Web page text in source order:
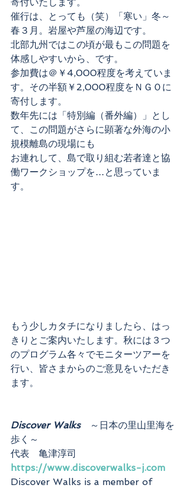
催行は、とっても（笑）「寒い」冬～
春３月。岩屋や芦屋の海辺です。
北部九州ではこの頃が最もこの問題を
体感しやすいから、です。
参加費は＠￥4,000程度を考えていま
す。その半額￥2,000程度をＮＧＯに
寄付します。
数年先には「特別編（番外編）」とし
て、この問題がさらに顕著な外海の小
規模離島の現場にも
お連れして、島で取り組む若者達と協
働ワークショップを…と思っていま
す。
もう少しカタチになりましたら、はっ
きりとご案内いたします。秋には３つ
のプログラム各々でモニターツアーを
行い、皆さまからのご意見をいただき
ます。
Discover Walks ～日本の里山里海を
歩く～
代表　亀津淳司
https://www.discoverwalks-j.com
Discover Walks is a member of